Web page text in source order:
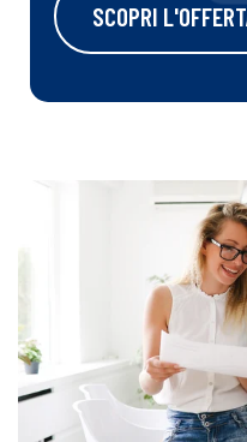
SCOPRI